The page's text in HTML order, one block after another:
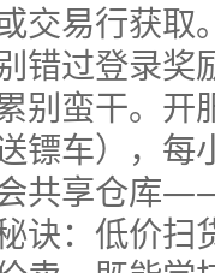
交易行获取
错过登录奖
别蛮干。开
镖车），每
共享仓库
诀：低价扫